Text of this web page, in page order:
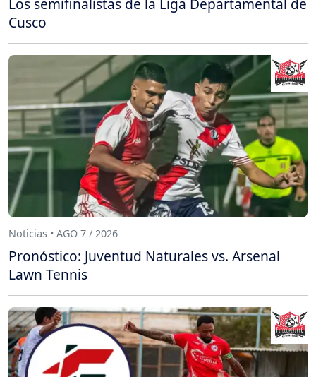
Cusco
Noticias • AGO 7 / 2026
Pronóstico: Juventud Naturales vs. Arsenal
Lawn Tennis